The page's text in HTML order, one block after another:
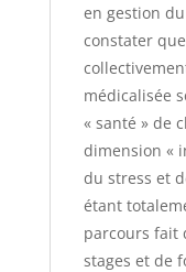
en gestion
constater
médicalisée
« santé » de
dimension «
du stress et
étant
parcours fait
stages et de